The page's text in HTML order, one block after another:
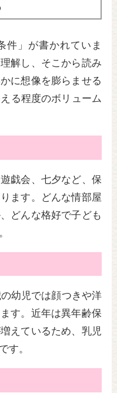
件」が書かれていま
解し、そこから読み
に想像を膨らませる
る程度のボリューム
戯会、七夕など、保
ます。どんな情部屋
どんな格好で子ども
幼児では顔つきや洋
す。近年は異年齢保
えているため、乳児
す。